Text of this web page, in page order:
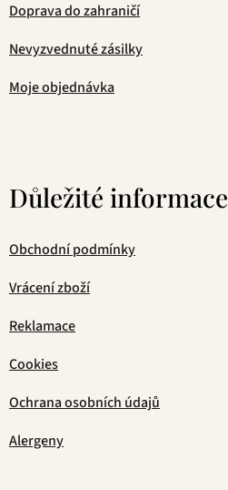
Doprava do zahraničí
Nevyzvednuté zásilky
Moje objednávka
Důležité informace
Obchodní podmínky
Vrácení zboží
Reklamace
Cookies
Ochrana osobních údajů
Alergeny